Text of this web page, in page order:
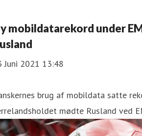
mobildatarekord under
Juni 2021 13:48
brug af mobildata satte
mødte Rusland ved